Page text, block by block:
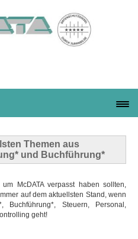
Themen aus
und Buchführung*
McDATA verpasst haben sollten,
auf dem aktuellsten Stand, wenn
Steuern, Personal,
geht!